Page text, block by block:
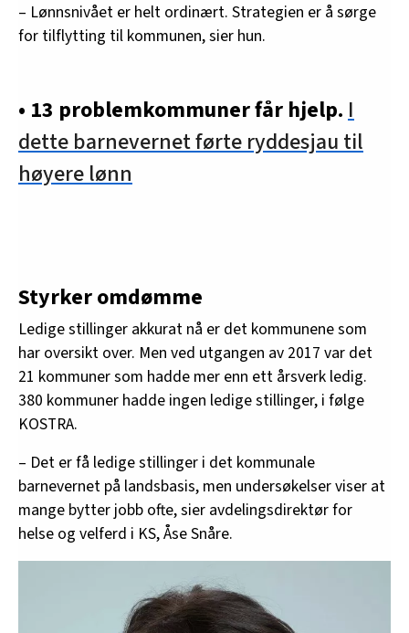
– Lønnsnivået er helt ordinært. Strategien er å sørge
for tilflytting til kommunen, sier hun.
• 13 problemkommuner får hjelp.I
dette barnevernet førte ryddesjau til
høyere lønn
Styrker omdømme
Ledige stillinger akkurat nå er det kommunene som
har oversikt over. Men ved utgangen av 2017 var det
21 kommuner som hadde mer enn ett årsverk ledig.
380 kommuner hadde ingen ledige stillinger, i følge
KOSTRA.
– Det er få ledige stillinger i det kommunale
barnevernet på landsbasis, men undersøkelser viser at
mange bytter jobb ofte, sier avdelingsdirektør for
helse og velferd i KS, Åse Snåre.